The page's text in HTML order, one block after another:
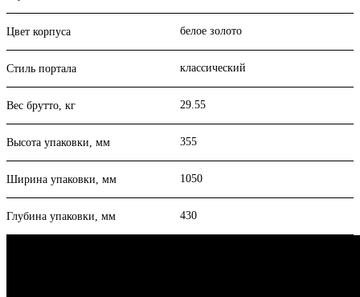
Цвет корпуса белое золото
Стиль портала классический
Вес брутто, кг 29.55
Высота упаковки, мм 355
Ширина упаковки, мм 1050
Глубина упаковки, мм 430